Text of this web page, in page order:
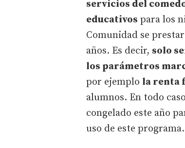
servicios del
educativos para los
Comunidad se
años. Es decir, solo
los parámetros
por ejemplo la renta
alumnos. En todo
congelado este año
uso de este programa.